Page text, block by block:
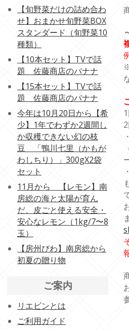
【旬野菜だけの詰め合わ
せ】おまかせ旬野菜BOX
スタンダード（旬野菜10
種類）
【10本セット】TVで話
題 佐藤商店のバナナ
【15本セット】TVで話
題 佐藤商店のバナナ
今年は10月20日から【希
少】1年でわずか2週間し
か収穫できない幻の枝
豆 「鴨川七里（かもが
わしちり）」300gX2袋
セット
11月から 【レモン】南
房総の海と太陽が育ん
だ、皮ごと使える安全・
安心なレモン（1kg/7〜8
玉）
【房州びわ】南房総から
初夏の贈り物
ご案内
リエビンとは
ご利用ガイド